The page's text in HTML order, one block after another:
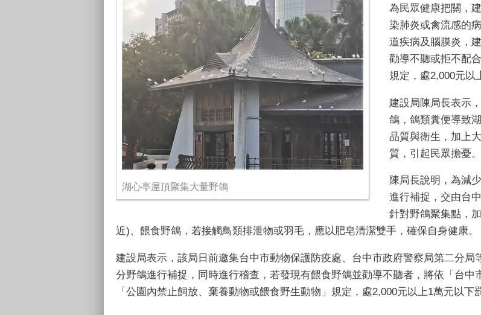
湖心亭屋頂聚集大量野鴿
為民眾健康把關，
染肺炎或禽流感的
道疾病及腦膜炎，
勸導不聽或拒不配
規定，處2,000元以
建設局陳局長表示
鴿，鴿類糞便導致
品質與衛生，加上
質，引起民眾擔憂。
陳局長說明，為減
進行補捉，交由台
針對野鴿聚集點，
近)、餵食野鴿，若接觸鳥類排泄物或羽毛，應以肥皂清潔雙手，確保自身健康。
建設局表示，該局日前邀集台中市動物保護防疫處、台中市政府警察局第二分
分野鴿進行補捉，同時進行稽查，若發現有餵食野鴿並勸導不聽者，將依「台中
「公園內禁止飼放、棄養動物或餵食野生動物」規定，處2,000元以上1萬元以下